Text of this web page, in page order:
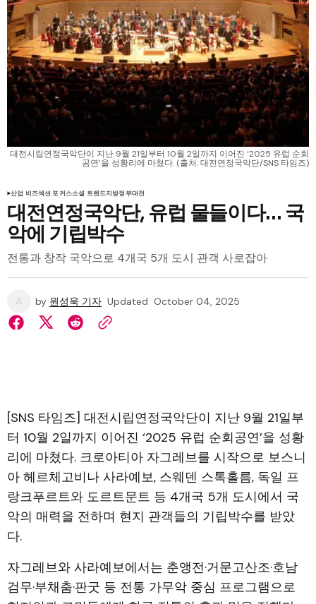
대전시립연정국악단이 지난 9월 21일부터 10월 2일까지 이어진 ‘2025 유럽 순회
공연’을 성황리에 마쳤다. (출처: 대전연정국악단/SNS 타임즈)
산업 비즈섹션 포커스소셜 트렌드지방정부대전
대전연정국악단, 유럽 물들이다… 국
악에 기립박수
전통과 창작 국악으로 4개국 5개 도시 관객 사로잡아
by 원성욱 기자 Updated October 04, 2025
[SNS 타임즈] 대전시립연정국악단이 지난 9월 21일부
터 10월 2일까지 이어진 ‘2025 유럽 순회공연’을 성황
리에 마쳤다. 크로아티아 자그레브를 시작으로 보스니
아 헤르체고비나 사라예보, 스웨덴 스톡홀름, 독일 프
랑크푸르트와 도르트문트 등 4개국 5개 도시에서 국
악의 매력을 전하며 현지 관객들의 기립박수를 받았
다.
자그레브와 사라예보에서는 춘앵전·거문고산조·호남
검무·부채춤·판굿 등 전통 가무악 중심 프로그램으로